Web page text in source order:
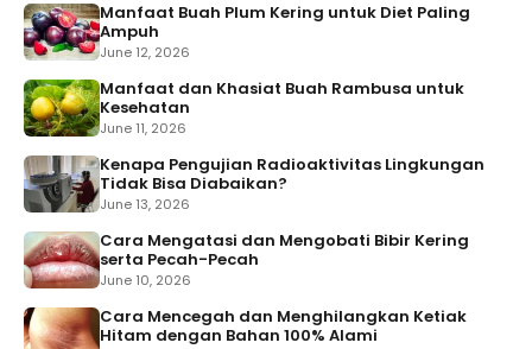
Manfaat Buah Plum Kering untuk Diet Paling
Ampuh
June 12, 2026
Manfaat dan Khasiat Buah Rambusa untuk
Kesehatan
June 11, 2026
Kenapa Pengujian Radioaktivitas Lingkungan
Tidak Bisa Diabaikan?
June 13, 2026
Cara Mengatasi dan Mengobati Bibir Kering
serta Pecah-Pecah
June 10, 2026
Cara Mencegah dan Menghilangkan Ketiak
Hitam dengan Bahan 100% Alami